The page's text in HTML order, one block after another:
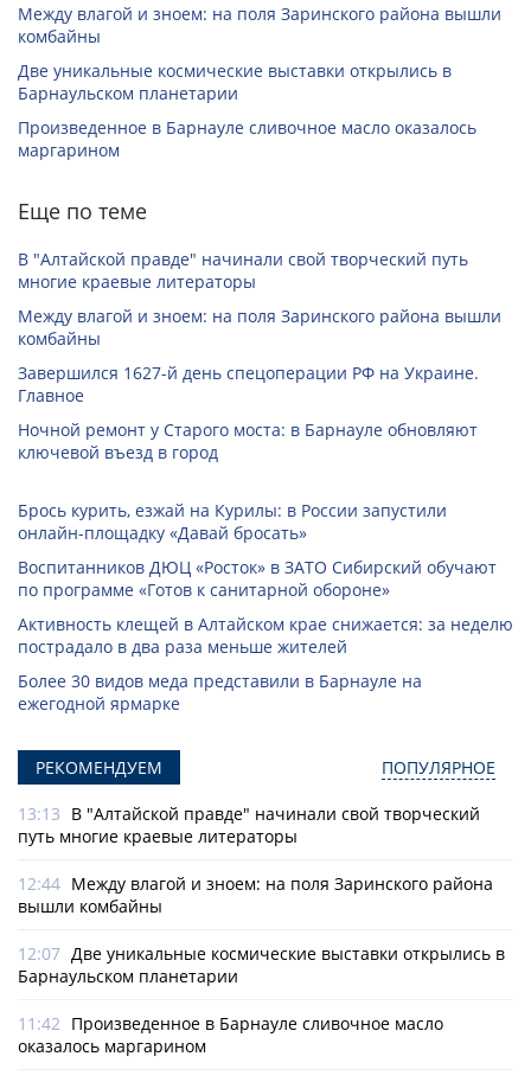
Между влагой и зноем: на поля Заринского района вышли
комбайны
Две уникальные космические выставки открылись в
Барнаульском планетарии
Произведенное в Барнауле сливочное масло оказалось
маргарином
Еще по теме
В "Алтайской правде" начинали свой творческий путь
многие краевые литераторы
Между влагой и зноем: на поля Заринского района вышли
комбайны
Завершился 1627-й день спецоперации РФ на Украине.
Главное
Ночной ремонт у Старого моста: в Барнауле обновляют
ключевой въезд в город
Брось курить, езжай на Курилы: в России запустили
онлайн-­площадку «Давай бросать»
Воспитанников ДЮЦ «Росток» в ЗАТО Сибирский обучают
по программе «Готов к санитарной обороне»
Активность клещей в Алтайском крае снижается: за неделю
пострадало в два раза меньше жителей
Более 30 видов меда представили в Барнауле на
ежегодной ярмарке
РЕКОМЕНДУЕМ ПОПУЛЯРНОЕ
13:13 В "Алтайской правде" начинали свой творческий
путь многие краевые литераторы
12:44 Между влагой и зноем: на поля Заринского района
вышли комбайны
12:07 Две уникальные космические выставки открылись в
Барнаульском планетарии
11:42 Произведенное в Барнауле сливочное масло
оказалось маргарином